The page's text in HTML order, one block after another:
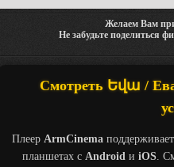
Желаем Вам
Не забудьте поделиться
Смотреть Եվա / Ева
Плеер ArmCinema
планшетах с Androidи iOS.